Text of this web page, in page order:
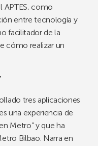
APTES, como
entre tecnología y
facilitador de la
cómo realizar un
tres aplicaciones
una experiencia de
Metro” y que ha
Bilbao. Narra en